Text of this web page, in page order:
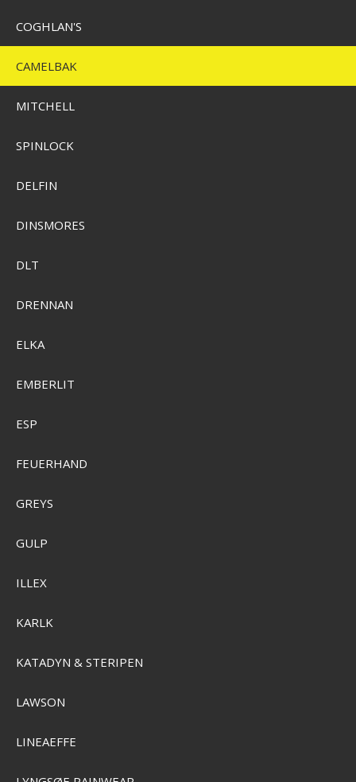
SEK 220,00
Camelbak Thrive Chug Drikkeflaske 1,5L
COGHLAN'S
CAMELBAK
MITCHELL
SPINLOCK
DELFIN
DINSMORES
DLT
DRENNAN
ELKA
EMBERLIT
ESP
FEUERHAND
GREYS
GULP
ILLEX
KARLK
KATADYN & STERIPEN
LAWSON
LINEAEFFE